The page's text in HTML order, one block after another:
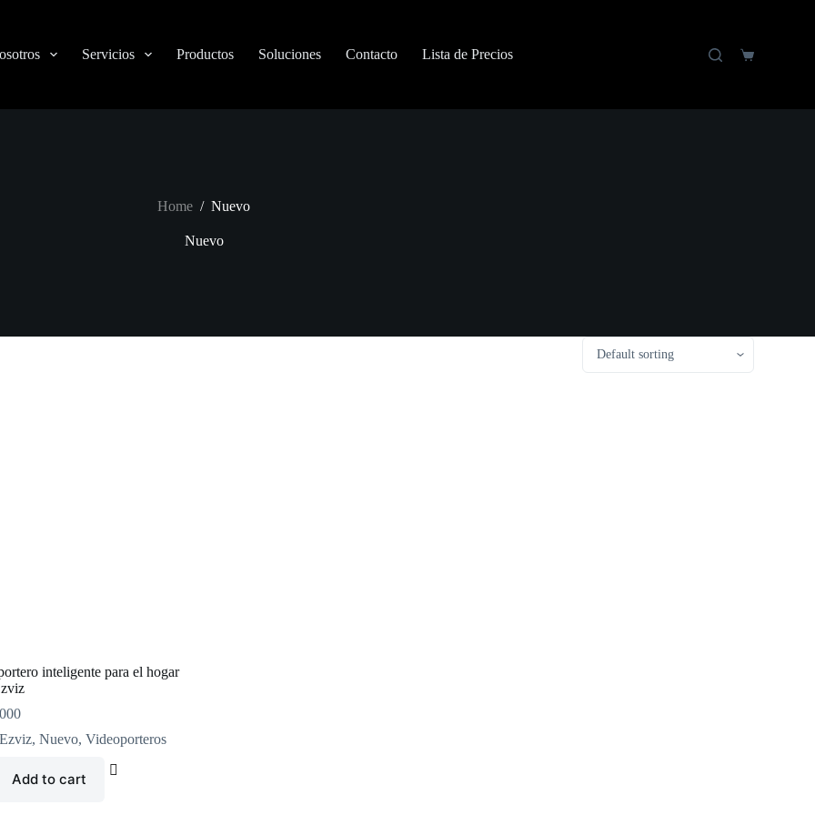
Servicios Productos Soluciones Contacto Lista de Precios
Home / Nuevo
Nuevo
inteligente para el hogar
Ezviz,Nuevo,Videoporteros
Add to cart